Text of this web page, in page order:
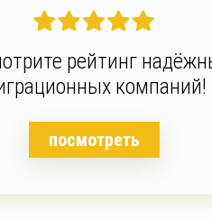
рейтинг
компаний!
посмотреть